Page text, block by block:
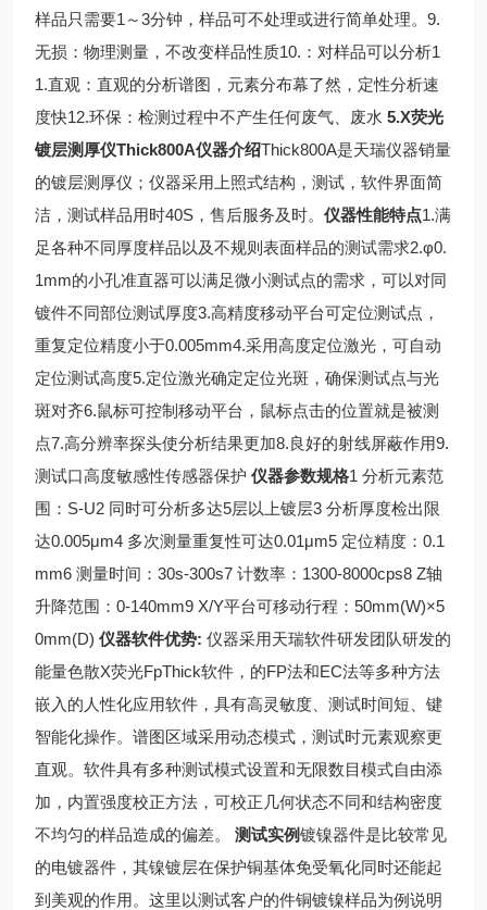
样品只需要1～3分钟，样品可不处理或进行简单处理。 9.
无损：物理测量，不改变样品性质10. ：对样品可以分析1
1.直观：直观的分析谱图，元素分布幕了然，定性分析速
度快12.环保：检测过程中不产生任何废气、废水 5.X荧光
镀层测厚仪Thick800A仪器介绍Thick800A是天瑞仪器销量
的镀层测厚仪；仪器采用上照式结构，测试，软件界面简
洁，测试样品用时40S，售后服务及时。 仪器性能特点1.满
足各种不同厚度样品以及不规则表面样品的测试需求2.φ0.
1mm的小孔准直器可以满足微小测试点的需求，可以对同
镀件不同部位测试厚度3.高精度移动平台可定位测试点，
重复定位精度小于0.005mm4.采用高度定位激光，可自动
定位测试高度5.定位激光确定定位光斑，确保测试点与光
斑对齐6.鼠标可控制移动平台，鼠标点击的位置就是被测
点7.高分辨率探头使分析结果更加8.良好的射线屏蔽作用9.
测试口高度敏感性传感器保护 仪器参数规格1 分析元素范
围：S-U2 同时可分析多达5层以上镀层3 分析厚度检出限
达0.005μm4 多次测量重复性可达0.01μm5 定位精度：0.1
mm6 测量时间：30s-300s7 计数率：1300-8000cps8 Z轴
升降范围：0-140mm9 X/Y平台可移动行程：50mm(W)×5
0mm(D) 仪器软件优势: 仪器采用天瑞软件研发团队研发的
能量色散X荧光FpThick软件，的FP法和EC法等多种方法
嵌入的人性化应用软件，具有高灵敏度、测试时间短、键
智能化操作。谱图区域采用动态模式，测试时元素观察更
直观。 软件具有多种测试模式设置和无限数目模式自由添
加，内置强度校正方法，可校正几何状态不同和结构密度
不均匀的样品造成的偏差。
测试实例镀镍器件是比较常见
的电镀器件，其镍镀层在保护铜基体免受氧化同时还能起
到美观的作用。这里以测试客户的件铜镀镍样品为例说明